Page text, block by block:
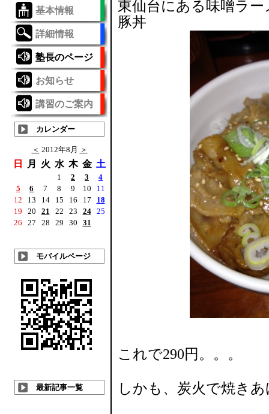
東仙台にある味噌ラ
豚丼
これで290円。。。
しかも、炭火で焼き
基本情報
詳細情報
塾長のページ
お知らせ
講習のご案内
カレンダー
＜ 2012年8月 ＞
日 月 火 水 木 金 土
1 2 3
4
5
6 7 8 9 10
11
12
13 14 15 16 17
18
19
20 21 22 23 24
25
26
27 28 29 30 31
モバイルページ
最新記事一覧